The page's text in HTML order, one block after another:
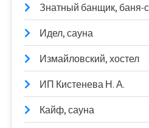
Знатный банщик, баня-
Идел, сауна
Измайловский, хостел
ИП Кистенева Н. А.
Кайф, сауна